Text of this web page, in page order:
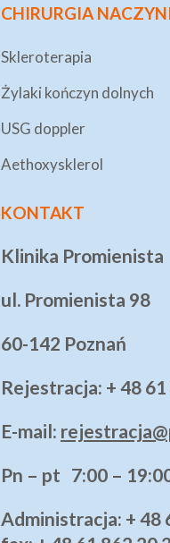
CHIRURGIA
Skleroterapia
Żylaki kończyn dolnych
USG doppler
Aethoxysklerol
KONTAKT
Klinika Promienista
ul. Promienista 98
60-142 Poznań
Rejestracja: + 48
E-mail:
Pn – pt 7:00 –
Administracja: + 48